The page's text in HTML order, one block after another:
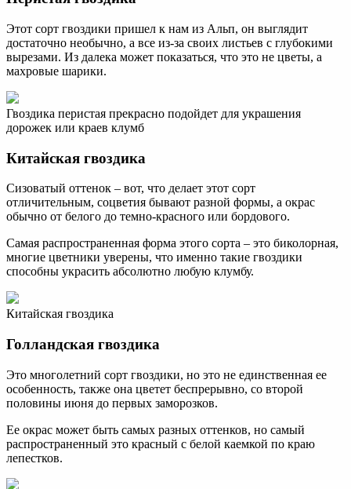
Этот сорт гвоздики пришел к нам из Альп, он выглядит
достаточно необычно, а все из-за своих листьев с глубокими
вырезами. Из далека может показаться, что это не цветы, а
махровые шарики.
Гвоздика перистая прекрасно подойдет для украшения
дорожек или краев клумб
Китайская гвоздика
Сизоватый оттенок – вот, что делает этот сорт
отличительным, соцветия бывают разной формы, а окрас
обычно от белого до темно-красного или бордового.
Самая распространенная форма этого сорта – это биколорная,
многие цветники уверены, что именно такие гвоздики
способны украсить абсолютно любую клумбу.
Китайская гвоздика
Голландская гвоздика
Это многолетний сорт гвоздики, но это не единственная ее
особенность, также она цветет беспрерывно, со второй
половины июня до первых заморозков.
Ее окрас может быть самых разных оттенков, но самый
распространенный это красный с белой каемкой по краю
лепестков.